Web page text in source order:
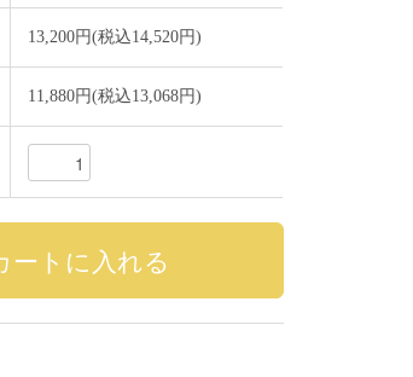
13,200円(税込14,520円)
11,880円(税込13,068円)